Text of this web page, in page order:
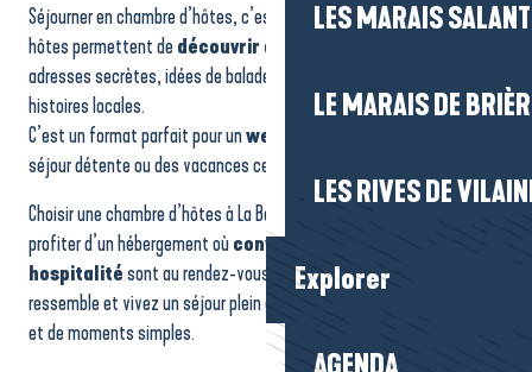
LES MARAIS
LE MARAIS DE
LES RIVES DE
Explorer
Séjourner en chambre d’hôtes, c’est profiter d’échanges avec vos
hôtes permettent dedécouvrir autrement
adresses secrètes, idées de balades, activités à ne pas manquer ou
histoires locales.
C’est un format parfait pour unweek-end en amoureux
séjour détente ou des vacances centrées sur la découverte.
Choisir une chambre d’hôtes à La Baule-Presqu’île de Guérande, c’est
profiter d’un hébergement oùconvivialité
hospitalitésont au rendez-vous. Trouvez la maison qui vous
ressemble et vivez un séjour plein de rencontres, de saveurs locales
et de moments simples.